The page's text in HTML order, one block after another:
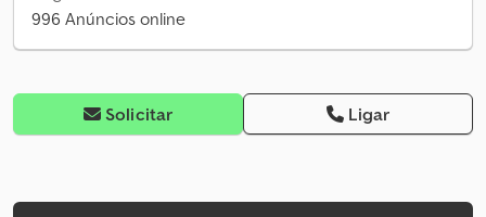
996 Anúncios online
Solicitar Ligar